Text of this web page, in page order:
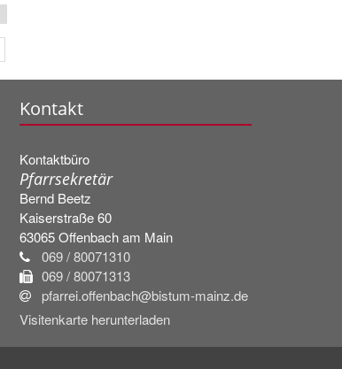
Kontakt
Kontaktbüro
Pfarrsekretär
Bernd Beetz
Kaiserstraße 60
63065Offenbach am Main
069 / 80071310
069 / 80071313
pfarrei.offenbach@bistum-mainz.de
Visitenkarte herunterladen